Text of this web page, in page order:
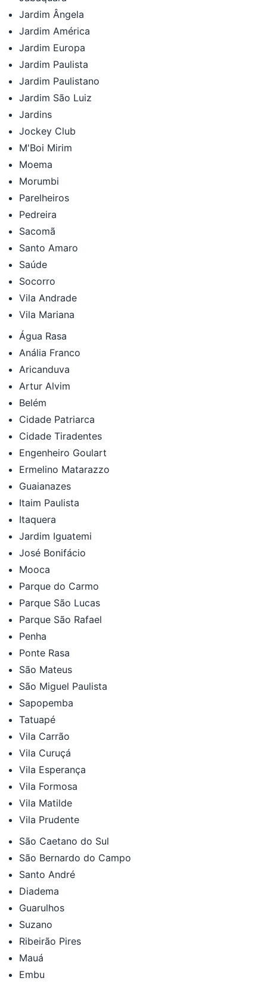
Jardim Ângela
Jardim América
Jardim Europa
Jardim Paulista
Jardim Paulistano
Jardim São Luiz
Jardins
Jockey Club
M'Boi Mirim
Moema
Morumbi
Parelheiros
Pedreira
Sacomã
Santo Amaro
Saúde
Socorro
Vila Andrade
Vila Mariana
Água Rasa
Anália Franco
Aricanduva
Artur Alvim
Belém
Cidade Patriarca
Cidade Tiradentes
Engenheiro Goulart
Ermelino Matarazzo
Guaianazes
Itaim Paulista
Itaquera
Jardim Iguatemi
José Bonifácio
Mooca
Parque do Carmo
Parque São Lucas
Parque São Rafael
Penha
Ponte Rasa
São Mateus
São Miguel Paulista
Sapopemba
Tatuapé
Vila Carrão
Vila Curuçá
Vila Esperança
Vila Formosa
Vila Matilde
Vila Prudente
São Caetano do Sul
São Bernardo do Campo
Santo André
Diadema
Guarulhos
Suzano
Ribeirão Pires
Mauá
Embu